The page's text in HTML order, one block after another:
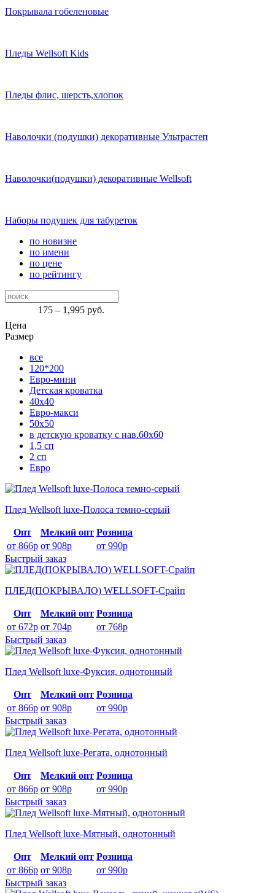
Покрывала гобеленовые
Пледы Wellsoft Kids
Пледы флис, шерсть,хлопок
Наволочки (подушки) декоративные Ультрастеп
Наволочки(подушки) декоративные Wellsoft
Наборы подушек для табуреток
по новизне
по имени
по цене
по рейтингу
Цена
175 – 1,995 руб.
Размер
все
120*200
Евро-мини
Детская кроватка
40х40
Евро-макси
50х50
в детскую кроватку с нав.60х60
1,5 сп
2 сп
Евро
Плед Wellsoft luxe-Полоса темно-серый
Опт Мелкий опт Розница
от 866р от 908р
от 990р
Быстрый заказ
ПЛЕД(ПОКРЫВАЛО) WELLSOFT-Срайп
Опт Мелкий опт Розница
от 672р от 704р
от 768р
Быстрый заказ
Плед Wellsoft luxe-Фуксия, однотонный
Опт Мелкий опт Розница
от 866р от 908р
от 990р
Быстрый заказ
Плед Wellsoft luxe-Регата, однотонный
Опт Мелкий опт Розница
от 866р от 908р
от 990р
Быстрый заказ
Плед Wellsoft luxe-Мятный, однотонный
Опт Мелкий опт Розница
от 866р от 908р
от 990р
Быстрый заказ